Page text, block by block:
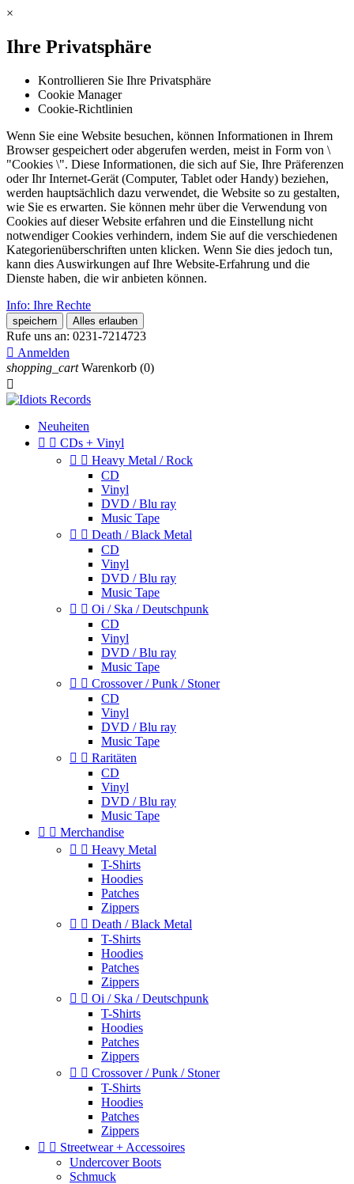
×
Ihre Privatsphäre
Kontrollieren Sie Ihre Privatsphäre
Cookie Manager
Cookie-Richtlinien
Wenn Sie eine Website besuchen, können Informationen in Ihrem
Browser gespeichert oder abgerufen werden, meist in Form von \
"Cookies \". Diese Informationen, die sich auf Sie, Ihre Präferenzen
oder Ihr Internet-Gerät (Computer, Tablet oder Handy) beziehen,
werden hauptsächlich dazu verwendet, die Website so zu gestalten,
wie Sie es erwarten. Sie können mehr über die Verwendung von
Cookies auf dieser Website erfahren und die Einstellung nicht
notwendiger Cookies verhindern, indem Sie auf die verschiedenen
Kategorienüberschriften unten klicken. Wenn Sie dies jedoch tun,
kann dies Auswirkungen auf Ihre Website-Erfahrung und die
Dienste haben, die wir anbieten können.
Info: Ihre Rechte
speichern Alles erlauben
Rufe uns an: 0231-7214723
 Anmelden
shopping_cart Warenkorb (0)

Neuheiten
  CDs + Vinyl
  Heavy Metal / Rock
CD
Vinyl
DVD / Blu ray
Music Tape
  Death / Black Metal
CD
Vinyl
DVD / Blu ray
Music Tape
  Oi / Ska / Deutschpunk
CD
Vinyl
DVD / Blu ray
Music Tape
  Crossover / Punk / Stoner
CD
Vinyl
DVD / Blu ray
Music Tape
  Raritäten
CD
Vinyl
DVD / Blu ray
Music Tape
  Merchandise
  Heavy Metal
T-Shirts
Hoodies
Patches
Zippers
  Death / Black Metal
T-Shirts
Hoodies
Patches
Zippers
  Oi / Ska / Deutschpunk
T-Shirts
Hoodies
Patches
Zippers
  Crossover / Punk / Stoner
T-Shirts
Hoodies
Patches
Zippers
  Streetwear + Accessoires
Undercover Boots
Schmuck